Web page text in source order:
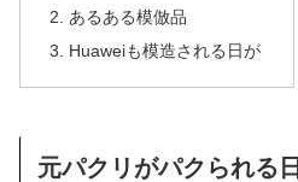
あるある模倣品
Huaweiも模造される日が
元パクリがパクられる日